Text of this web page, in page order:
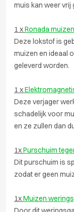
muis kan weer vrij
1 xRonada
Deze lokstof is
muizen en ideaal
geleverd worden.
1 x
Deze verjager
schadelijk voor
en ze zullen dan
1xPurschuim
Dit purschuim is
zodat er geen
1xMuizen